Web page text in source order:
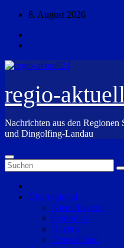
Zum
springen
8. August 2026
regio-
Nachrichten aus den
und Dingolfing-Landau
Überregional
Niederbayern
Oberpfalz
Bayern
Deutschland